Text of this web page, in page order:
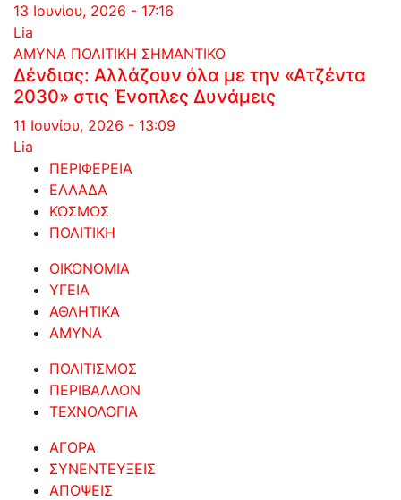
13 Ιουνίου, 2026 - 17:16
Lia
ΑΜΥΝΑ ΠΟΛΙΤΙΚΗ ΣΗΜΑΝΤΙΚΟ
Δένδιας: Αλλάζουν όλα με την «Ατζέντα
2030» στις Ένοπλες Δυνάμεις
11 Ιουνίου, 2026 - 13:09
Lia
ΠΕΡΙΦΕΡΕΙΑ
ΕΛΛΑΔΑ
ΚΟΣΜΟΣ
ΠΟΛΙΤΙΚΗ
ΟΙΚΟΝΟΜΙΑ
ΥΓΕΙΑ
ΑΘΛΗΤΙΚΑ
ΑΜΥΝΑ
ΠΟΛΙΤΙΣΜΟΣ
ΠΕΡΙΒΑΛΛΟΝ
ΤΕΧΝΟΛΟΓΙΑ
ΑΓΟΡΑ
ΣΥΝΕΝΤΕΥΞΕΙΣ
ΑΠΟΨΕΙΣ